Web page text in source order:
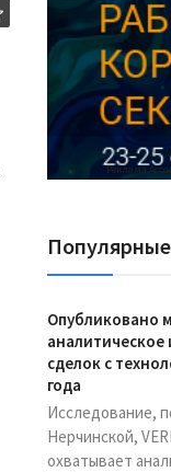
Реклама
Опубликовано
аналитическое
сделок с
года
Исследование,
Нерчинской,
охватывает